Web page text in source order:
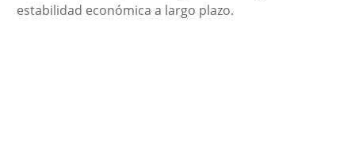
estabilidad económica a largo plazo.